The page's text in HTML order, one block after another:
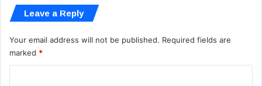
Leave a Reply
Your email address will not be published. Required fields are
marked *